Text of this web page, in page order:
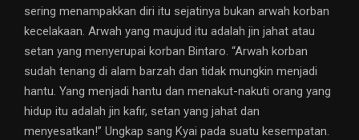
sering menampakkan diri itu sejatinya bukan arwah korban
kecelakaan. Arwah yang maujud itu adalah jin jahat atau
setan yang menyerupai korban Bintaro. “Arwah korban
sudah tenang di alam barzah dan tidak mungkin menjadi
hantu. Yang menjadi hantu dan menakut-nakuti orang yang
hidup itu adalah jin kafir, setan yang jahat dan
menyesatkan!” Ungkap sang Kyai pada suatu kesempatan.